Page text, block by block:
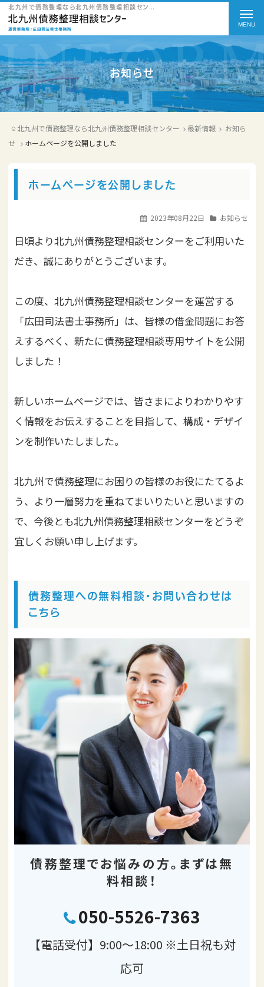
北九州で債務整理なら北九州債務整理相談センターのホームページを公開しましたをご紹介
お知らせ
北九州で債務整理なら北九州債務整理相談センター 最新情報
お知ら
せ
ホームページを公開しました
ホームページを公開しました
2023年08月22日 お知らせ
日頃より北九州債務整理相談センターをご利用いた
だき、誠にありがとうございます。
この度、北九州債務整理相談センターを運営する
「広田司法書士事務所」は、皆様の借金問題にお答
えするべく、新たに債務整理相談専用サイトを公開
しました！
新しいホームページでは、皆さまによりわかりやす
く情報をお伝えすることを目指して、構成・デザイ
ンを制作いたしました。
北九州で債務整理にお困りの皆様のお役にたてるよ
う、より一層努力を重ねてまいりたいと思いますの
で、今後とも北九州債務整理相談センターをどうぞ
宜しくお願い申し上げます。
債務整理への無料相談・お問い合わせは
こちら
債務整理でお悩みの方。 まずは無
料相談！
050-5526-7363
【電話受付】9:00～18:00 ※土日祝も対
応可
t
o
g
g
l
e
g